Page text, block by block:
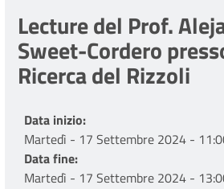
Lecture del Prof.
Sweet-Cordero
Ricerca del Rizzoli
Data inizio
Martedì - 17 Settembre 2024 -
Data fine
Martedì - 17 Settembre 2024 -